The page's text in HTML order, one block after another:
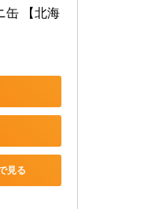
缶 【北海
見る